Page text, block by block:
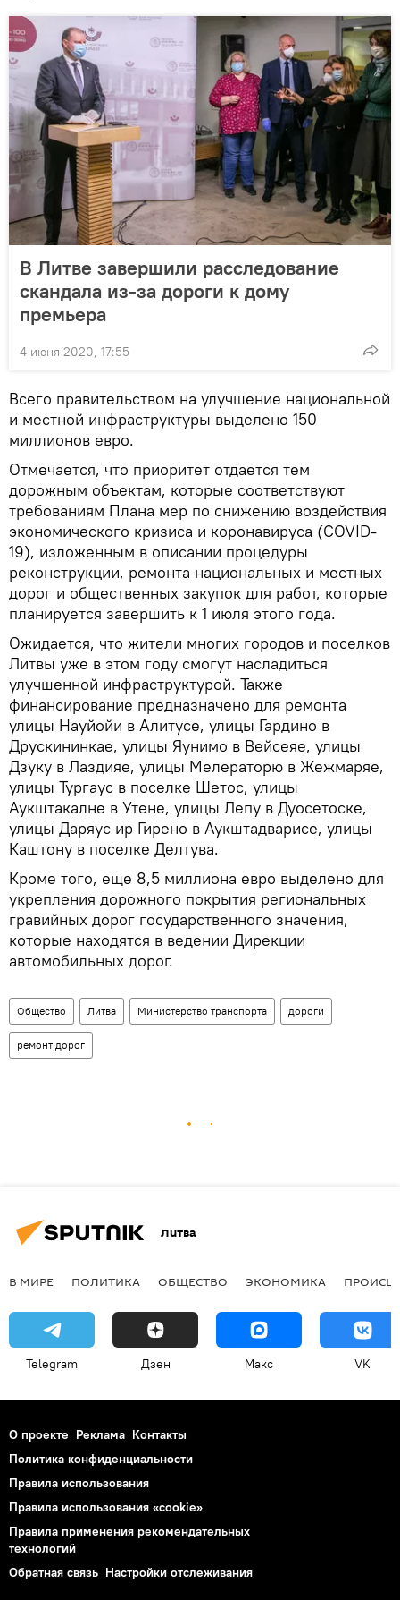
В Литве завершили расследование
скандала из-за дороги к дому
премьера
4 июня 2020, 17:55
Всего правительством на улучшение национальной
и местной инфраструктуры выделено 150
миллионов евро.
Отмечается, что приоритет отдается тем
дорожным объектам, которые соответствуют
требованиям Плана мер по снижению воздействия
экономического кризиса и коронавируса (COVID-
19), изложенным в описании процедуры
реконструкции, ремонта национальных и местных
дорог и общественных закупок для работ, которые
планируется завершить к 1 июля этого года.
Ожидается, что жители многих городов и поселков
Литвы уже в этом году смогут насладиться
улучшенной инфраструктурой. Также
финансирование предназначено для ремонта
улицы Науйойи в Алитусе, улицы Гардино в
Друскининкае, улицы Яунимо в Вейсеяе, улицы
Дзуку в Лаздияе, улицы Мелераторю в Жежмаряе,
улицы Тургаус в поселке Шетос, улицы
Аукштакалне в Утене, улицы Лепу в Дуосетоске,
улицы Даряус ир Гирено в Аукштадварисе, улицы
Каштону в поселке Делтува.
Кроме того, еще 8,5 миллиона евро выделено для
укрепления дорожного покрытия региональных
гравийных дорог государственного значения,
которые находятся в ведении Дирекции
автомобильных дорог.
Общество Литва Министерство транспорта дороги
ремонт дорог
Литва
В МИРЕ ПОЛИТИКА ОБЩЕСТВО ЭКОНОМИКА
Telegram Дзен Макс VK
О проекте Реклама Контакты
Политика конфиденциальности
Правила использования
Правила использования «cookie»
Правила применения рекомендательных
технологий
Обратная связь Настройки отслеживания